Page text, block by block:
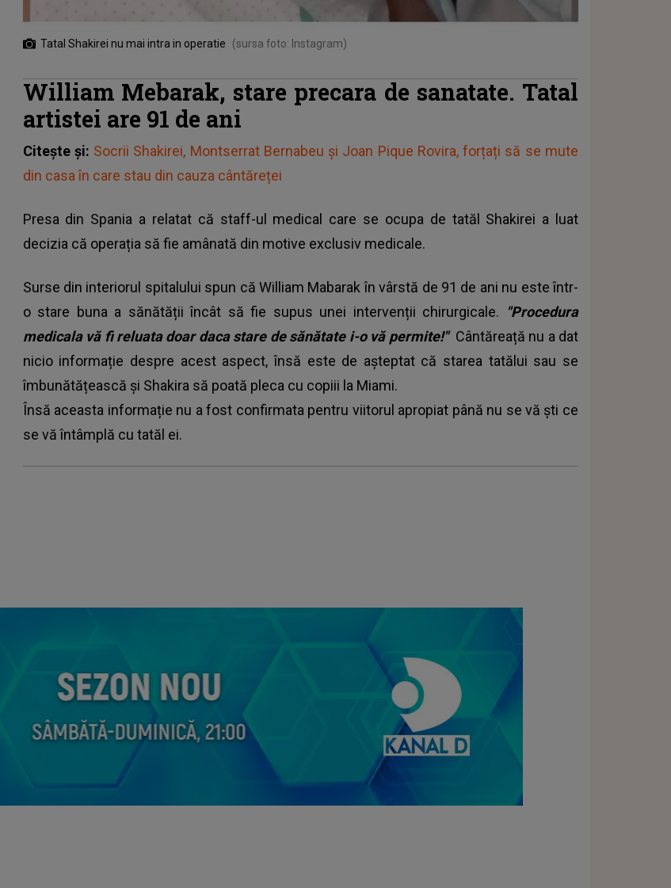
Tatal Shakirei nu mai intra in operatie (sursa foto: Instagram)
William Mebarak, stare precara de sanatate. Tatal
artistei are 91 de ani
Citește și: Socrii Shakirei, Montserrat Bernabeu și Joan Pique Rovira, forțați să se mute
din casa în care stau din cauza cântăreței
Presa din Spania a relatat că staff-ul medical care se ocupa de tatăl Shakirei a luat
decizia că operația să fie amânată din motive exclusiv medicale.
Surse din interiorul spitalului spun că William Mabarak în vârstă de 91 de ani nu este într-
o stare buna a sănătății încât să fie supus unei intervenții chirurgicale.
"Procedura
medicala vă fi reluata doar daca stare de sănătate i-o vă permite!" Cântăreață nu a dat
nicio informație despre acest aspect, însă este de așteptat că starea tatălui sau se
îmbunătățească și Shakira să poată pleca cu copiii la Miami.
Însă aceasta informație nu a fost confirmata pentru viitorul apropiat până nu se vă ști ce
se vă întâmplă cu tatăl ei.